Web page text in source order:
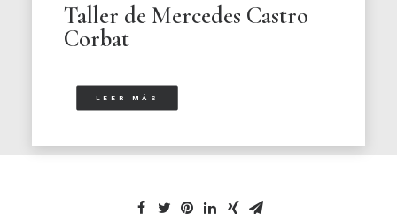
Taller de Mercedes Castro
Corbat
LEER MÁS